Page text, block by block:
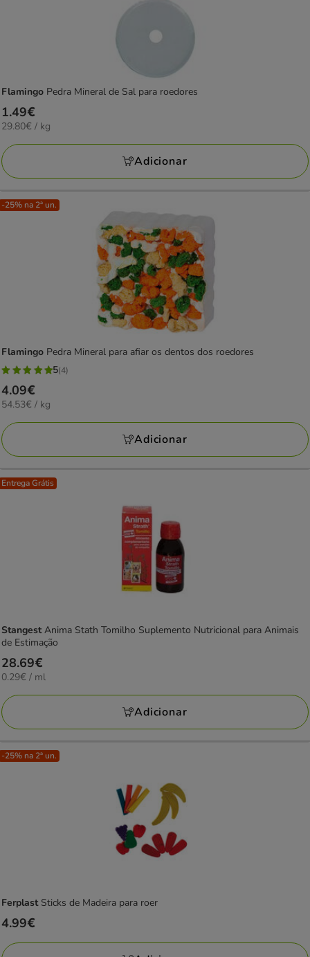
Flamingo Pedra Mineral de Sal para roedores
Preço
1.49€
1.49€
29.80€
KG
29.80€ / kg
Adicionar
-25% na 2ª un.
Flamingo Pedra Mineral para afiar os dentos dos roedores
5
estrelas
com
4
avaliações
5(4)
Preço
4.09€
4.09€
54.53€
KG
54.53€ / kg
Adicionar
Entrega Grátis
StangestAnima Stath Tomilho Suplemento Nutricional para Animais
de Estimação
Preço
28.69€
28.69€
0.29€
ml
0.29€ / ml
Adicionar
-25% na 2ª un.
Ferplast Sticks de Madeira para roer
Preço
4.99€
4.99€